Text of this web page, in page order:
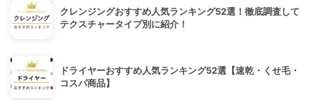
クレンジングおすすめ人気ランキング52選！徹底調査して
テクスチャータイプ別に紹介！
ドライヤーおすすめ人気ランキング52選【速乾・くせ毛・
コスパ商品】